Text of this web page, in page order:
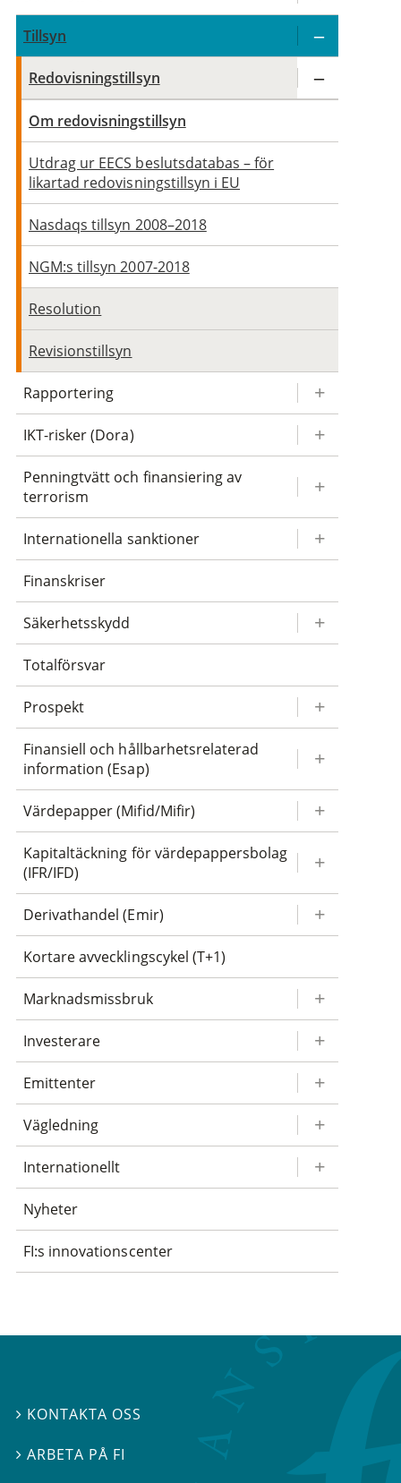
Tillsyn
Redovisningstillsyn
Om redovisningstillsyn
Utdrag ur EECS beslutsdatabas – för
likartad redovisningstillsyn i EU
Nasdaqs tillsyn 2008–2018
NGM:s tillsyn 2007-2018
Resolution
Revisionstillsyn
Rapportering
IKT-risker (Dora)
Penningtvätt och finansiering av
terrorism
Internationella sanktioner
Finanskriser
Säkerhetsskydd
Totalförsvar
Prospekt
Finansiell och hållbarhetsrelaterad
information (Esap)
Värdepapper (Mifid/Mifir)
Kapitaltäckning för värdepappersbolag
(IFR/IFD)
Derivathandel (Emir)
Kortare avvecklingscykel (T+1)
Marknadsmissbruk
Investerare
Emittenter
Vägledning
Internationellt
Nyheter
FI:s innovationscenter
 KONTAKTA OSS
 ARBETA PÅ FI